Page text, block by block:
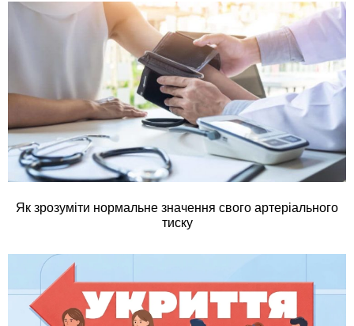
Як зрозуміти нормальне значення свого артеріального
тиску